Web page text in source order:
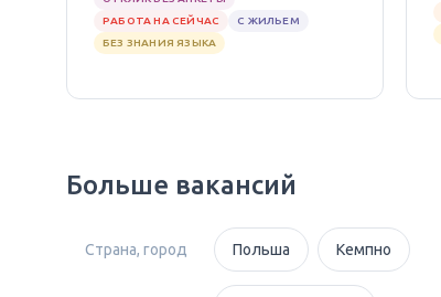
РАБОТА НА СЕЙЧАС
С ЖИЛЬЕМ
БЕЗ ЗНАНИЯ ЯЗЫКА
Больше вакансий
Страна, город Польша Кемпно